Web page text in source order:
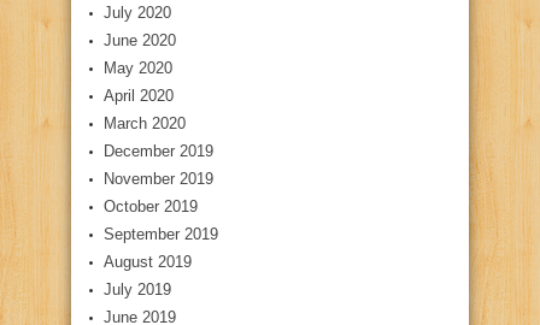
July 2020
June 2020
May 2020
April 2020
March 2020
December 2019
November 2019
October 2019
September 2019
August 2019
July 2019
June 2019